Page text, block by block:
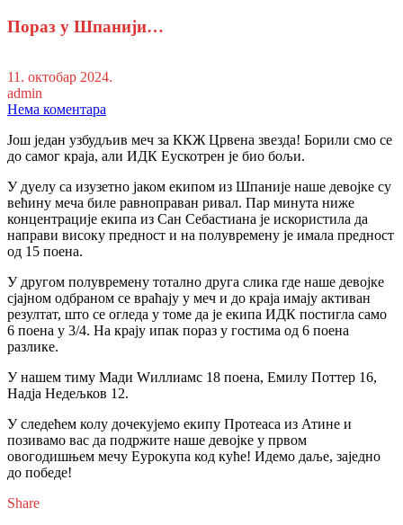
Пораз у Шпанији…
11. октобар 2024.
admin
Нема коментара
Још један узбудљив меч за ККЖ Црвена звезда! Борили смо се
до самог краја, али ИДК Еускотрен је био бољи.
У дуелу са изузетно јаком екипом из Шпаније наше девојке су
већину меча биле равноправан ривал. Пар минута ниже
концентрације екипа из Сан Себастиана је искористила да
направи високу предност и на полувремену је имала предност
од 15 поена.
У другом полувремену тотално друга слика где наше девојке
сјајном одбраном се враћају у меч и до краја имају активан
резултат, што се огледа у томе да је екипа ИДК постигла само
6 поена у 3/4. На крају ипак пораз у гостима од 6 поена
разлике.
У нашем тиму Мади Wиллиамс 18 поена, Емилy Поттер 16,
Надја Недељков 12.
У следећем колу дочекујемо екипу Протеаса из Атине и
позивамо вас да подржите наше девојке у првом
овогодишњем мечу Еурокупа код куће! Идемо даље, заједно
до победе!
Share